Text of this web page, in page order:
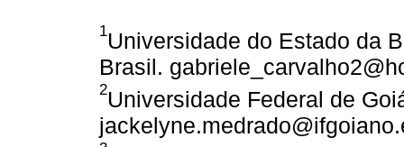
1Universidade do Estado da
Brasil.
2Universidade Federal de